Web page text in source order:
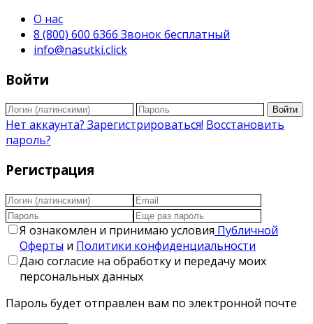
О нас
8 (800) 600 6366 Звонок бесплатный
info@nasutki.click
Войти
Войти
Нет аккаунта? Зарегистрироваться! Восстановить
пароль?
Регистрация
Я ознакомлен и принимаю условия Публичной
Оферты и Политики конфиденциальности
Даю согласие на обработку и передачу моих
персональных данных
Пароль будет отправлен вам по электронной почте